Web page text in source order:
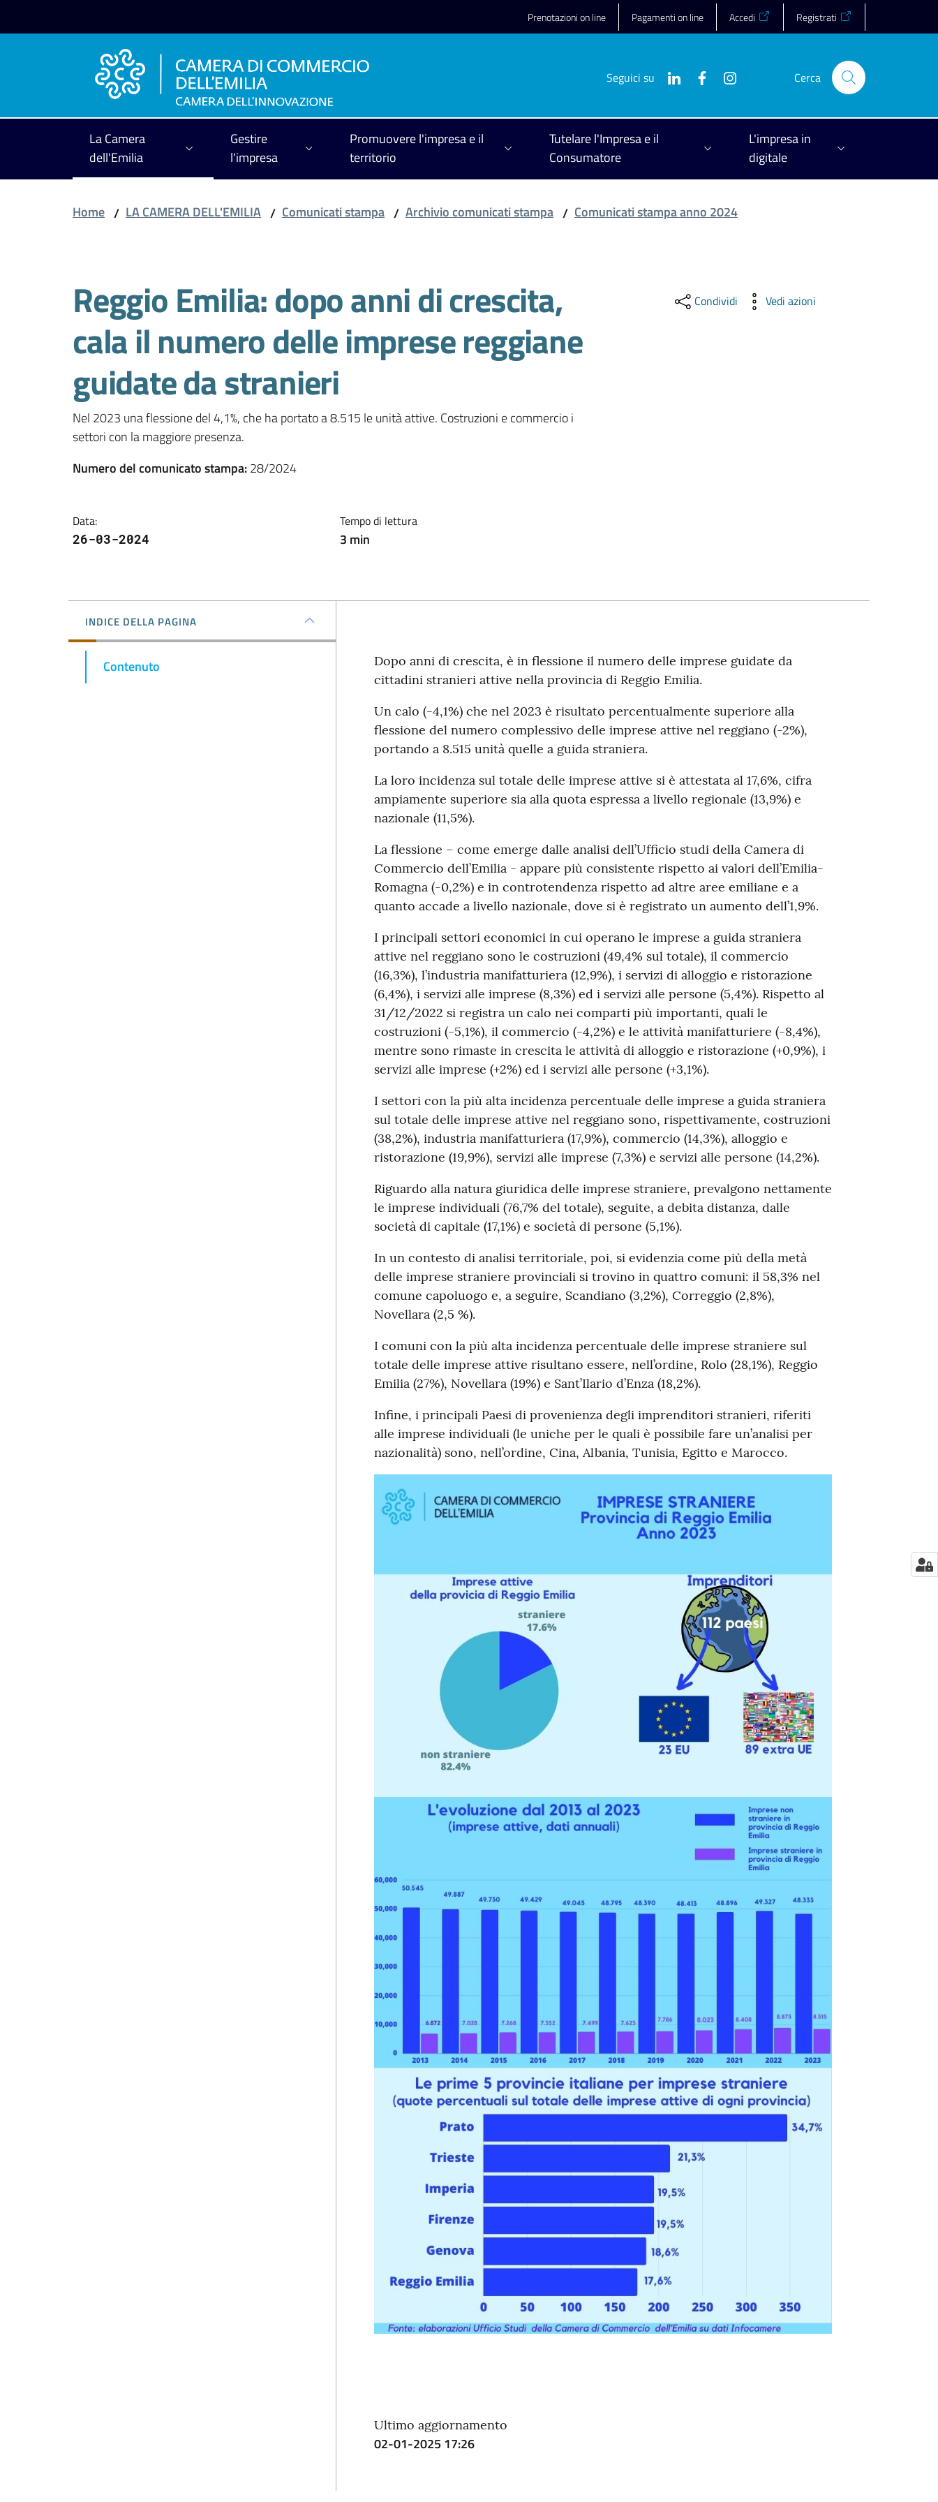
Prenotazioni on line Pagamenti on line Accedi Registrati
Seguici su Cerca
La Camera
dell'Emilia
Gestire
l'impresa
Promuovere l'impresa e il
territorio
Tutelare l'Impresa e il
Consumatore
L'impresa in
digitale
Home / LA CAMERA DELL'EMILIA / Comunicati stampa / Archivio comunicati stampa / Comunicati stampa anno 2024
Reggio Emilia: dopo anni di crescita,
cala il numero delle imprese reggiane
guidate da stranieri
Nel 2023 una flessione del 4,1%, che ha portato a 8.515 le unità attive. Costruzioni e commercio i
settori con la maggiore presenza.
Numero del comunicato stampa:28/2024
Data:
26-03-2024
Tempo di lettura
3 min
Condividi Vedi azioni
INDICE DELLA PAGINA
Contenuto
Dopo anni di crescita, è in flessione il numero delle imprese guidate da
cittadini stranieri attive nella provincia di Reggio Emilia.
Un calo (-4,1%) che nel 2023 è risultato percentualmente superiore alla
flessione del numero complessivo delle imprese attive nel reggiano (-2%),
portando a 8.515 unità quelle a guida straniera.
La loro incidenza sul totale delle imprese attive si è attestata al 17,6%, cifra
ampiamente superiore sia alla quota espressa a livello regionale (13,9%) e
nazionale (11,5%).
La flessione – come emerge dalle analisi dell’Ufficio studi della Camera di
Commercio dell’Emilia - appare più consistente rispetto ai valori dell’Emilia-
Romagna (-0,2%) e in controtendenza rispetto ad altre aree emiliane e a
quanto accade a livello nazionale, dove si è registrato un aumento dell’1,9%.
I principali settori economici in cui operano le imprese a guida straniera
attive nel reggiano sono le costruzioni (49,4% sul totale), il commercio
(16,3%), l’industria manifatturiera (12,9%), i servizi di alloggio e ristorazione
(6,4%), i servizi alle imprese (8,3%) ed i servizi alle persone (5,4%). Rispetto al
31/12/2022 si registra un calo nei comparti più importanti, quali le
costruzioni (-5,1%), il commercio (-4,2%) e le attività manifatturiere (-8,4%),
mentre sono rimaste in crescita le attività di alloggio e ristorazione (+0,9%), i
servizi alle imprese (+2%) ed i servizi alle persone (+3,1%).
I settori con la più alta incidenza percentuale delle imprese a guida straniera
sul totale delle imprese attive nel reggiano sono, rispettivamente, costruzioni
(38,2%), industria manifatturiera (17,9%), commercio (14,3%), alloggio e
ristorazione (19,9%), servizi alle imprese (7,3%) e servizi alle persone (14,2%).
Riguardo alla natura giuridica delle imprese straniere, prevalgono nettamente
le imprese individuali (76,7% del totale), seguite, a debita distanza, dalle
società di capitale (17,1%) e società di persone (5,1%).
In un contesto di analisi territoriale, poi, si evidenzia come più della metà
delle imprese straniere provinciali si trovino in quattro comuni: il 58,3% nel
comune capoluogo e, a seguire, Scandiano (3,2%), Correggio (2,8%),
Novellara (2,5 %).
I comuni con la più alta incidenza percentuale delle imprese straniere sul
totale delle imprese attive risultano essere, nell’ordine, Rolo (28,1%), Reggio
Emilia (27%), Novellara (19%) e Sant’Ilario d’Enza (18,2%).
Infine, i principali Paesi di provenienza degli imprenditori stranieri, riferiti
alle imprese individuali (le uniche per le quali è possibile fare un’analisi per
nazionalità) sono, nell’ordine, Cina, Albania, Tunisia, Egitto e Marocco.
Ultimo aggiornamento
02-01-2025 17:26